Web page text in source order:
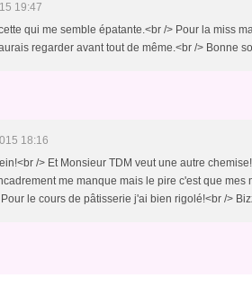
19:47
qui me semble épatante.<br /> Pour la miss
regarder avant tout de même.<br /> Bonne
18:16
/> Et Monsieur TDM veut une autre
me manque mais le pire c'est que
le cours de pâtisserie j'ai bien rigolé!<br />